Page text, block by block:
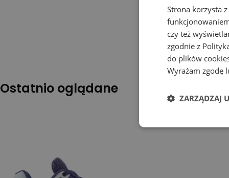
Ostatnio oglądane
Strona korzysta
czy też
zgodnie z
do plików
Wyrażam zgodę
ZARZĄDZAJ